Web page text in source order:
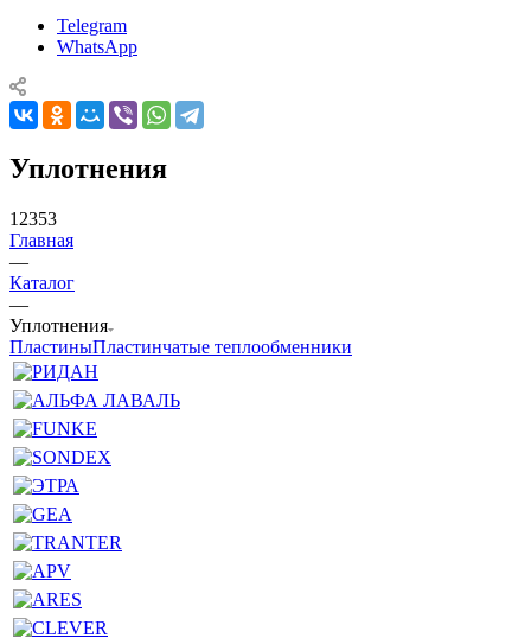
Telegram
WhatsApp
Уплотнения
12353
Главная
—
Каталог
—
Уплотнения
ПластиныПластинчатые теплообменники